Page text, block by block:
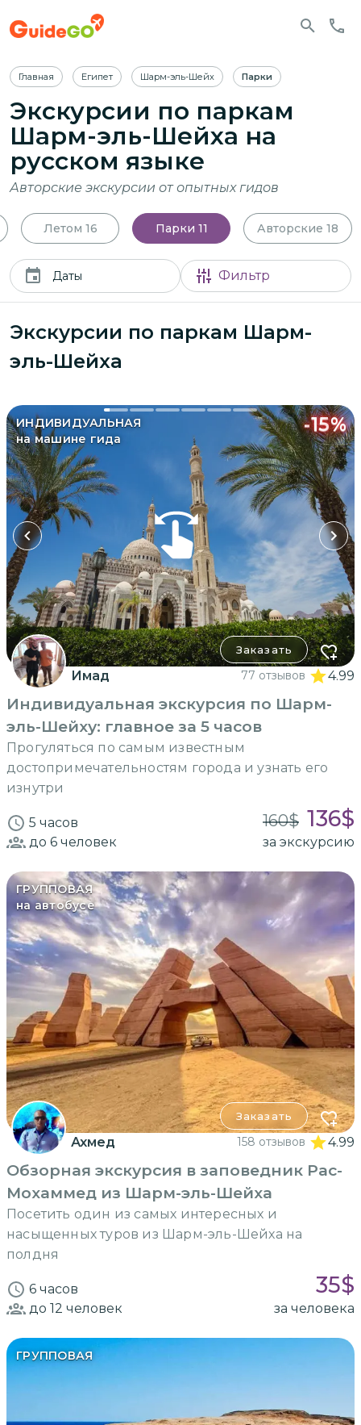
Главная Египет Шарм-эль-Шейх Парки
Экскурсии по паркам
Шарм-эль-Шейха на
русском языке
Авторские экскурсии от опытных гидов
Летом 16 Парки 11 Авторские 18
Даты Фильтр
Экскурсии по паркам Шарм-
эль-Шейха
ИНДИВИДУАЛЬНАЯ
на машине гида
-15%
Заказать
Имад 77 отзывов 4.99
Индивидуальная экскурсия по Шарм-
эль-Шейху: главное за 5 часов
Прогуляться по самым известным
достопримечательностям города и узнать его
изнутри
5 часов 160$ 136$
до 6 человек за экскурсию
ГРУППОВАЯ
на автобусе
Заказать
Ахмед 158 отзывов 4.99
Обзорная экскурсия в заповедник Рас-
Мохаммед из Шарм-эль-Шейха
Посетить один из самых интересных и
насыщенных туров из Шарм-эль-Шейха на
полдня
6 часов 35$
до 12 человек за человека
ГРУППОВАЯ